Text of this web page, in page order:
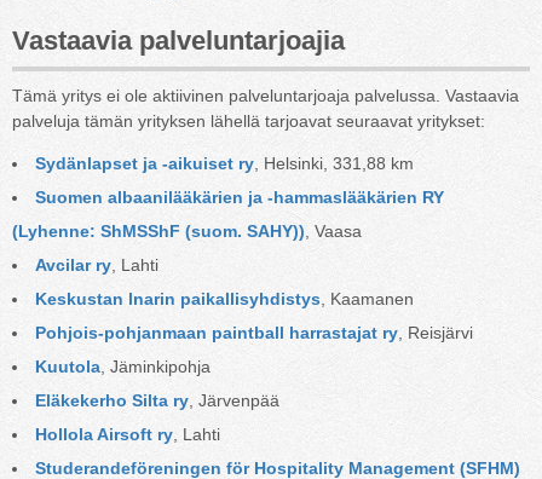
Vastaavia palveluntarjoajia
Tämä yritys ei ole aktiivinen palveluntarjoaja palvelussa. Vastaavia
palveluja tämän yrityksen lähellä tarjoavat seuraavat yritykset:
Sydänlapset ja -aikuiset ry , Helsinki, 331,88 km
Suomen albaanilääkärien ja -hammaslääkärien RY
(Lyhenne: ShMSShF (suom. SAHY)) , Vaasa
Avcilar ry , Lahti
Keskustan lnarin paikallisyhdistys , Kaamanen
Pohjois-pohjanmaan paintball harrastajat ry , Reisjärvi
Kuutola , Jäminkipohja
Eläkekerho Silta ry , Järvenpää
Hollola Airsoft ry , Lahti
Studerandeföreningen för Hospitality Management (SFHM)